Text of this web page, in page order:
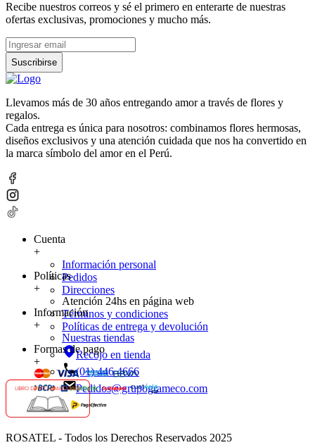
Recibe nuestros correos y sé el primero en enterarte de nuestras
ofertas exclusivas, promociones y mucho más.
Suscribirse
Llevamos más de 30 años entregando amor a través de flores y
regalos.
Cada entrega es única para nosotros: combinamos flores hermosas,
diseños exclusivos y una atención cuidada que nos ha convertido en
la marca símbolo del amor en el Perú.
Cuenta
+
Información personal
Pedidos
Direcciones
Políticas
+
Atención 24hs en página web
Términos y condiciones
Políticas de entrega y devolución
Información
+
Nuestras tiendas
Recojo en tienda
(01) 446 4666
Pedidos@grupogrameco.com
Formas de pago
+
ROSATEL - Todos los Derechos Reservados 2025